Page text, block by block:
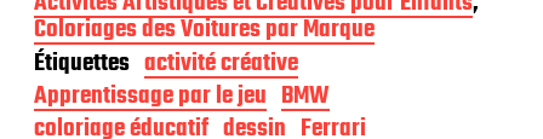
e
d
e
p
u
Coloriages des Voitures par Marque
Étiquettes activité créative
Apprentissage par le jeu BMW
coloriage éducatif dessin Ferrari